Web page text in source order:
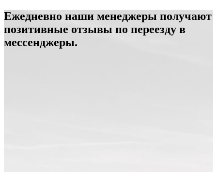
Ежедневно наши менеджеры получают
позитивные отзывы по переезду в
мессенджеры.